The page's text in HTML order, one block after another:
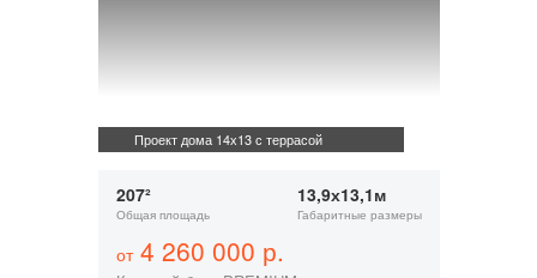
Проект дома 14х13 с террасой
207²
Общая площадь
13,9х13,1м
Габаритные размеры
от4 260 000 р.